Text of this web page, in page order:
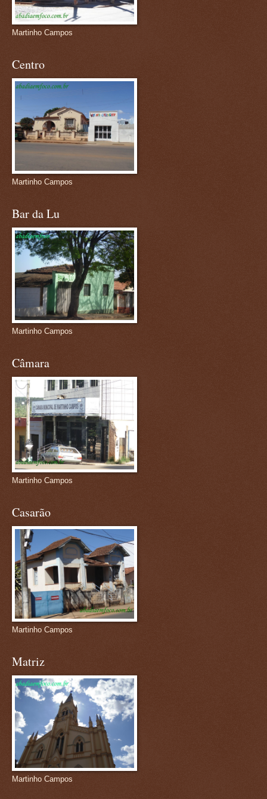
Martinho Campos
Centro
Martinho Campos
Bar da Lu
Martinho Campos
Câmara
Martinho Campos
Casarão
Martinho Campos
Matriz
Martinho Campos